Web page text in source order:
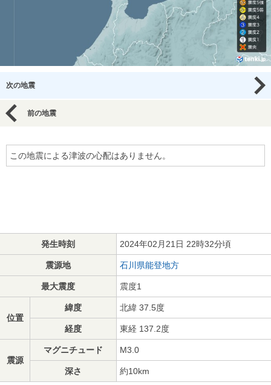
次の地震
前の地震
この地震による津波の心配はありません。
発生時刻 2024年02月21日 22時32分頃
震源地 石川県能登地方
最大震度 震度1
位置
緯度 北緯 37.5度
経度 東経 137.2度
震源
マグニチュード M3.0
深さ 約10km